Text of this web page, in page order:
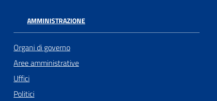
Seguici
su
AMMINISTRAZIONE
Organi di governo
Aree amministrative
Uffici
Politici